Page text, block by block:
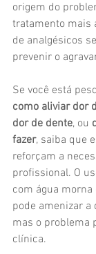
origem do
tratamento mais
de analgésicos
prevenir o
Se você está
como aliviar dor
dor de dente, ou
fazer, saiba que
reforçam a
profissional. O
com água
pode amenizar
mas o problema
clínica.